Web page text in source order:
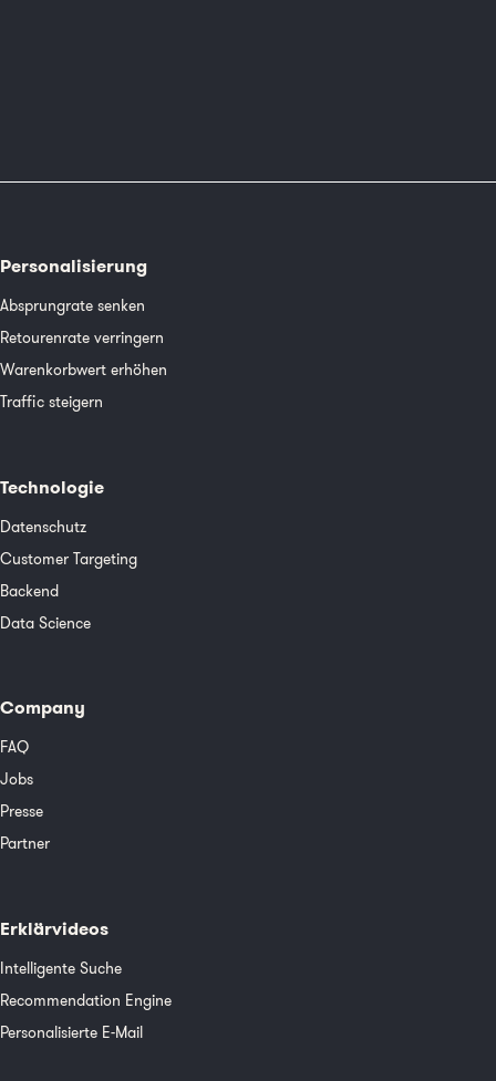
Personalisierung
Absprungrate senken
Retourenrate verringern
Warenkorbwert erhöhen
Traffic steigern
Technologie
Datenschutz
Customer Targeting
Backend
Data Science
Company
FAQ
Jobs
Presse
Partner
Erklärvideos
Intelligente Suche
Recommendation Engine
Personalisierte E-Mail